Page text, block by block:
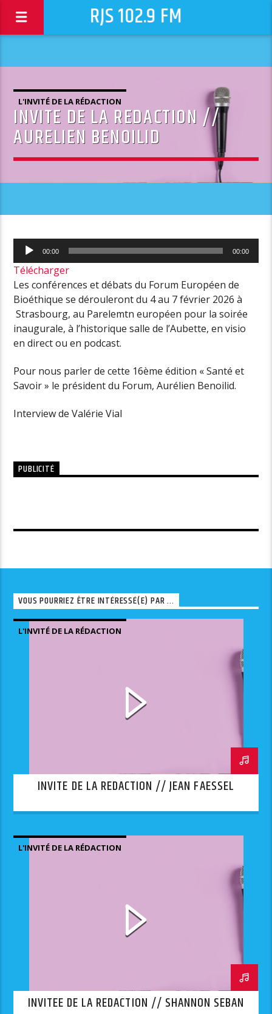
RJS 102.9 FM
L'INVITÉ DE LA RÉDACTION
INVITE DE LA REDACTION //
AURELIEN BENOILID
Lecteur
audio
00:00 00:00
Télécharger
Les conférences et débats du Forum Européen de
Bioéthique se dérouleront du 4 au 7 février 2026 à
Strasbourg, au Parelemtn européen pour la soirée
inaugurale, à l’historique salle de l’Aubette, en visio
en direct ou en podcast.
Pour nous parler de cette 16ème édition « Santé et
Savoir » le président du Forum, Aurélien Benoilid.
Interview de Valérie Vial
PUBLICITÉ
VOUS POURRIEZ ÊTRE INTÉRESSÉ(E) PAR ...
L'INVITÉ DE LA RÉDACTION
INVITE DE LA REDACTION // JEAN FAESSEL
L'INVITÉ DE LA RÉDACTION
INVITEE DE LA REDACTION // SHANNON SEBAN